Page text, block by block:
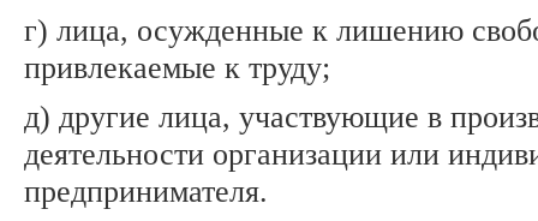
г) лица, осужденные к лишению
привлекаемые к труду;
д) другие лица, участвующие в
деятельности организации или
предпринимателя.